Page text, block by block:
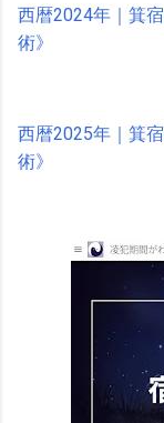
西暦2024年｜箕
術》
西暦2025年｜箕
術》